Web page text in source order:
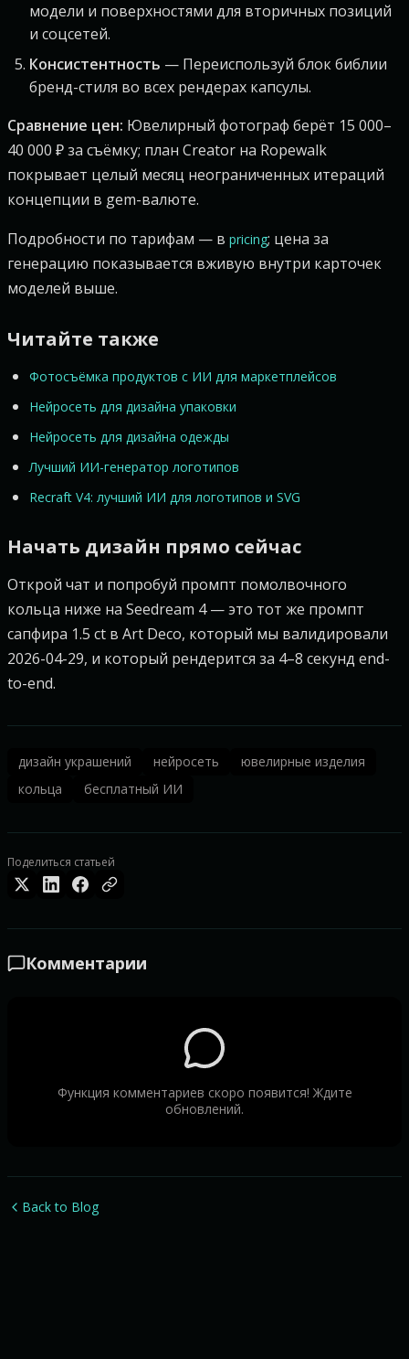
модели и поверхностями для вторичных позиций
и соцсетей.
Консистентность — Переиспользуй блок библии
бренд-стиля во всех рендерах капсулы.
Сравнение цен: Ювелирный фотограф берёт 15 000–
40 000 ₽ за съёмку; план Creator на Ropewalk
покрывает целый месяц неограниченных итераций
концепции в gem-валюте.
Подробности по тарифам — в pricing; цена за
генерацию показывается вживую внутри карточек
моделей выше.
Читайте также
Фотосъёмка продуктов с ИИ для маркетплейсов
Нейросеть для дизайна упаковки
Нейросеть для дизайна одежды
Лучший ИИ-генератор логотипов
Recraft V4: лучший ИИ для логотипов и SVG
Начать дизайн прямо сейчас
Открой чат и попробуй промпт помолвочного
кольца ниже на Seedream 4 — это тот же промпт
сапфира 1.5 ct в Art Deco, который мы валидировали
2026-04-29, и который рендерится за 4–8 секунд end-
to-end.
дизайн украшений нейросеть
ювелирные изделия
кольца
бесплатный ИИ
Поделиться статьей
Комментарии
Функция комментариев скоро появится! Ждите
обновлений.
Back to Blog